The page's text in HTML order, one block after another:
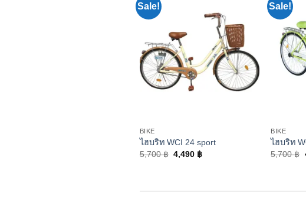
Sale!
BIKE
ไฮบริท WCI 24 sport
5,700฿ 4,490 ฿
Sale!
BIKE
ไฮบริท
5,700฿